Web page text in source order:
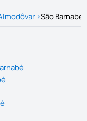
>São Barnabé